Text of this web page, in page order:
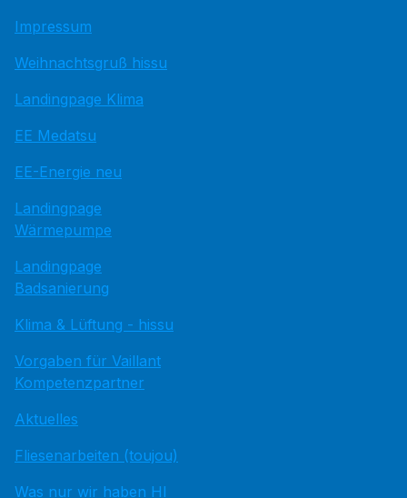
Impressum
Weihnachtsgruß hissu
Landingpage Klima
EE Medatsu
EE-Energie neu
Landingpage
Wärmepumpe
Landingpage
Badsanierung
Klima & Lüftung - hissu
Vorgaben für Vaillant
Kompetenzpartner
Aktuelles
Fliesenarbeiten (toujou)
Was nur wir haben HI